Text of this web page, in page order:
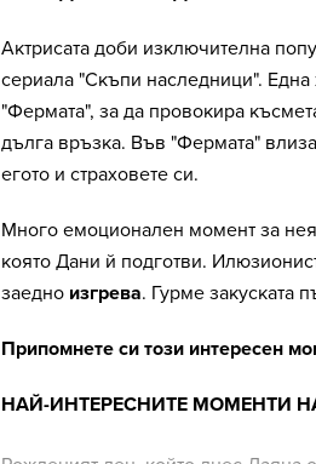
Актрисата доби изключителна
сериала "Скъпи наследници".
"Фермата", за да провокира
дълга връзка. Във "Фермата"
егото и страховете си.
Много емоционален момент за
която Дани й подготви.
заедно изгрева. Гурме закуската
Припомнете си този интересен
НАЙ-ИНТЕРЕСНИТЕ МОМЕНТИ